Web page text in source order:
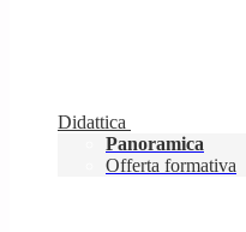
Didattica
Panoramica
Offerta formativa